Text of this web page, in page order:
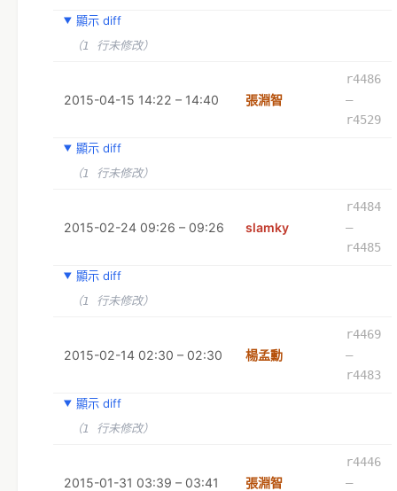
顯示 diff
（1 行未修改）
2015-04-15 14:22 – 14:40 張淵智
r4486
–
r4529
顯示 diff
（1 行未修改）
2015-02-24 09:26 – 09:26 slamky
r4484
–
r4485
顯示 diff
（1 行未修改）
2015-02-14 02:30 – 02:30 楊孟勳
r4469
–
r4483
顯示 diff
（1 行未修改）
2015-01-31 03:39 – 03:41 張淵智
r4446
–